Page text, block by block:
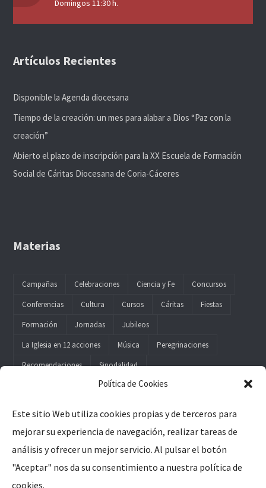
Política de Cookies
Este sitio Web utiliza cookies propias y de terceros para
mejorar su experiencia de navegación, realizar tareas de
análisis y ofrecer un mejor servicio. Al pulsar el botón
"Aceptar" nos da su consentimiento a nuestra política de
cookies.
Domingos 11:30 h.
Artículos Recientes
Disponible la Agenda diocesana
Tiempo de la creación: un mes para alabar a Dios “Paz con la
creación”
Abierto el plazo de inscripción para la XX Escuela de Formación
Social de Cáritas Diocesana de Coria-Cáceres
Materias
Campañas Celebraciones Ciencia y Fe
Concursos
Conferencias
Cultura Cursos Cáritas
Fiestas
Formación
Jornadas
Jubileos
La Iglesia en 12 acciones
Música
Peregrinaciones
Recomendaciones
Sinodalidad
Legal
Aviso Legal